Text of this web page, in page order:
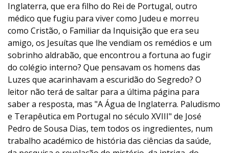
Inglaterra, que era filho do Rei de Portugal, outro
médico que fugiu para viver como Judeu e morreu
como Cristão, o Familiar da Inquisição que era seu
amigo, os Jesuítas que lhe vendiam os remédios e um
sobrinho aldrabão, que encontrou a fortuna ao fugir
do colégio interno? Que pensavam os homens das
Luzes que acarinhavam a escuridão do Segredo? O
leitor não terá de saltar para a última página para
saber a resposta, mas "A Água de Inglaterra. Paludismo
e Terapêutica em Portugal no século XVIII" de José
Pedro de Sousa Dias, tem todos os ingredientes, num
trabalho académico de história das ciências da saúde,